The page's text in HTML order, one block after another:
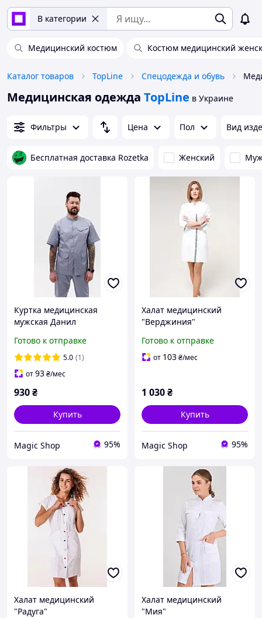
В категории
Медицинский костюм Костюм медицинский
Каталог товаров TopLine Спецодежда и обувь
Медицинская одежда TopLine в Украине
Фильтры Цена Пол Вид
Бесплатная доставка Rozetka Женский
Куртка медицинская
мужская Данил
Готово к отправке
5.0 (1)
от93₴/мес
930₴
Купить
Magic Shop 95%
Халат медицинский
"Верджиния"
Готово к отправке
от 103₴/мес
1 030₴
Купить
Magic Shop 95%
Халат медицинский
"Радуга"
Халат медицинский
"Мия"